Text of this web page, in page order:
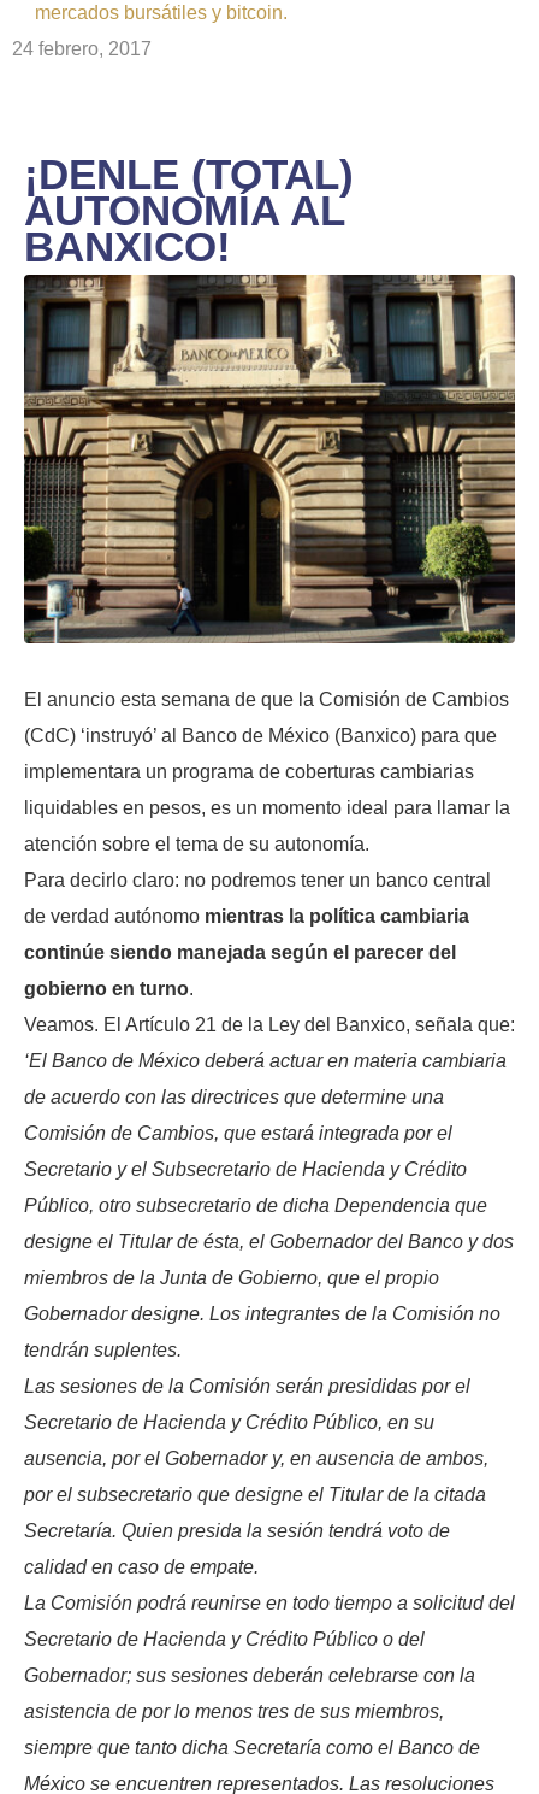
mercados bursátiles y bitcoin.
24 febrero, 2017
¡DENLE (TOTAL)
AUTONOMÍA AL
BANXICO!
El anuncio esta semana de que la Comisión de Cambios
(CdC) ‘instruyó’ al Banco de México (Banxico) para que
implementara un programa de coberturas cambiarias
liquidables en pesos, es un momento ideal para llamar la
atención sobre el tema de su autonomía.
Para decirlo claro: no podremos tener un banco central
de verdad autónomo mientras la política cambiaria
continúe siendo manejada según el parecer del
gobierno en turno.
Veamos. El Artículo 21 de la Ley del Banxico, señala que:
‘El Banco de México deberá actuar en materia cambiaria
de acuerdo con las directrices que determine una
Comisión de Cambios, que estará integrada por el
Secretario y el Subsecretario de Hacienda y Crédito
Público, otro subsecretario de dicha Dependencia que
designe el Titular de ésta, el Gobernador del Banco y dos
miembros de la Junta de Gobierno, que el propio
Gobernador designe. Los integrantes de la Comisión no
tendrán suplentes.
Las sesiones de la Comisión serán presididas por el
Secretario de Hacienda y Crédito Público, en su
ausencia, por el Gobernador y, en ausencia de ambos,
por el subsecretario que designe el Titular de la citada
Secretaría. Quien presida la sesión tendrá voto de
calidad en caso de empate.
La Comisión podrá reunirse en todo tiempo a solicitud del
Secretario de Hacienda y Crédito Público o del
Gobernador; sus sesiones deberán celebrarse con la
asistencia de por lo menos tres de sus miembros,
siempre que tanto dicha Secretaría como el Banco de
México se encuentren representados. Las resoluciones